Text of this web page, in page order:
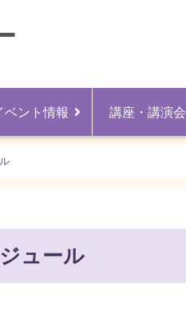
ベント情報 講座・講演会
ュール